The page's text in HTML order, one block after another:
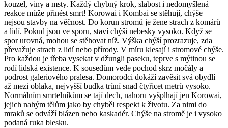
kouzel, viny a msty. Každý chybný krok, slabost i nedomyšlená
reakce může přinést smrt! Korowai i Kombai se stěhují, chýše
nejsou stavby na věčnost. Do korun stromů je žene strach z komárů
a lidí. Pokud jsou ve sporu, staví chýši nebesky vysoko. Když se
spor urovná, mohou se stěhovat níž. Výška chýší prozrazuje, zda
převažuje strach z lidí nebo přírody. V míru klesají i stromové chýše.
Pro každou je třeba vysekat v džungli paseku, teprve s mýtinou se
rodí lidská existence. K sousedům vede pochod skrz močály a
podrost galeriového pralesa. Domorodci dokáží zavěsit svá obydlí
až mezi oblaka, nejvyšší budka trůní snad čtyřicet metrů vysoko.
Normálním smrtelníkům se tají dech, nahoru vyšplhají jen Korowai,
jejich nahým tělům jako by chyběl respekt k životu. Za nimi do
mraků se odváží blázen nebo kaskadér. Chýše na stromě je i vysoko
podaná ruka blesku.